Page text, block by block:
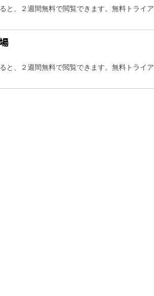
と、２週間無料で閲覧できます。無料トライア
と、２週間無料で閲覧できます。無料トライア